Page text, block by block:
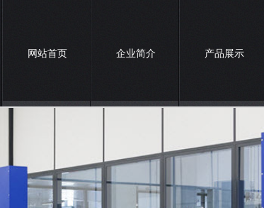
网站首页 企业简介 产品展示